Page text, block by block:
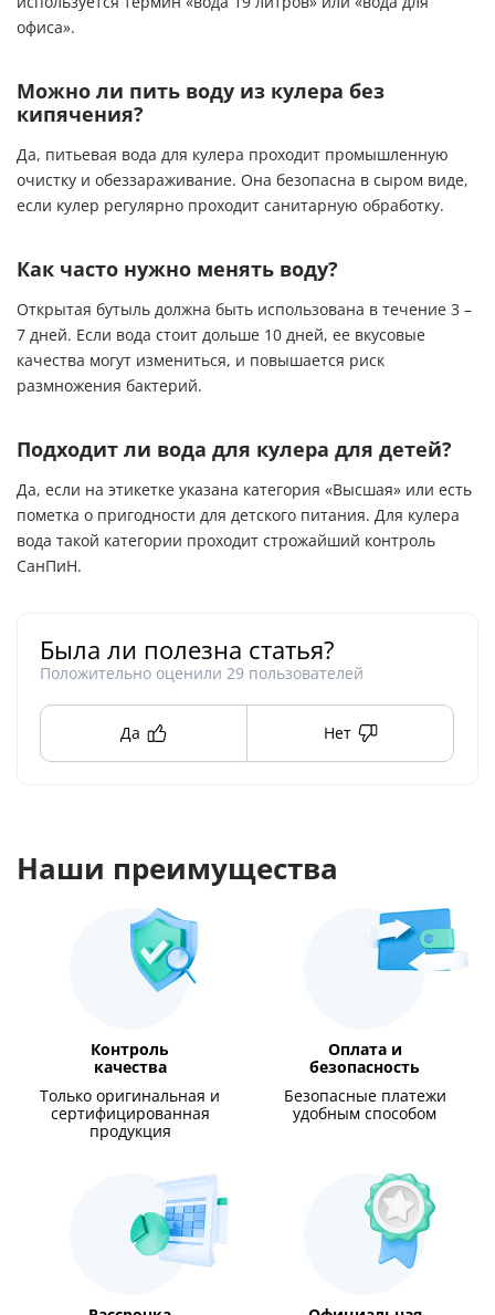
офиса».
Можно ли пить воду из кулера без
кипячения?
Да, питьевая вода для кулера проходит промышленную
очистку и обеззараживание. Она безопасна в сыром виде,
если кулер регулярно проходит санитарную обработку.
Как часто нужно менять воду?
Открытая бутыль должна быть использована в течение 3 –
7 дней. Если вода стоит дольше 10 дней, ее вкусовые
качества могут измениться, и повышается риск
размножения бактерий.
Подходит ли вода для кулера для детей?
Да, если на этикетке указана категория «Высшая» или есть
пометка о пригодности для детского питания. Для кулера
вода такой категории проходит строжайший контроль
СанПиН.
Была ли полезна статья?
Положительно оценили 29 пользователей
Да Нет
Наши преимущества
Контроль
качества
Только оригинальная и
сертифицированная
продукция
Оплата и
безопасность
Безопасные платежи
удобным способом